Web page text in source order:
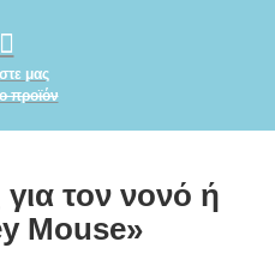
μας
προϊόν
τον νονό ή
Mouse»